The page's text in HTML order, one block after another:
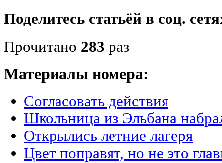
Поделитесь статьёй в соц.
Прочитано 283 раз
Материалы номера:
Согласовать действия
Школьница из Эльбана
Открылись летние лагеря
Цвет поправят, но не это